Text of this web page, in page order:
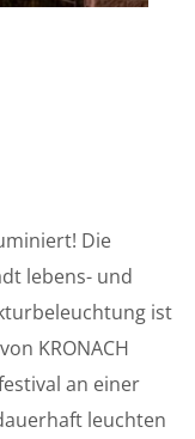
Die
lebens- und
ist
KRONACH
an einer
leuchten